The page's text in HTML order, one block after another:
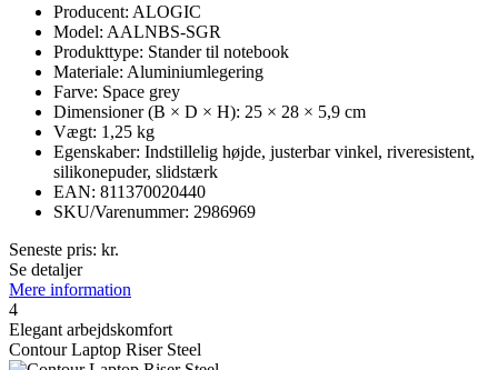
Producent: ALOGIC
Model: AALNBS-SGR
Produkttype: Stander til notebook
Materiale: Aluminiumlegering
Farve: Space grey
Dimensioner (B × D × H): 25 × 28 × 5,9 cm
Vægt: 1,25 kg
Egenskaber: Indstillelig højde, justerbar vinkel, riveresistent,
silikonepuder, slidstærk
EAN: 811370020440
SKU/Varenummer: 2986969
Seneste pris: kr.
Se detaljer
Mere information
4
Elegant arbejdskomfort
Contour Laptop Riser Steel